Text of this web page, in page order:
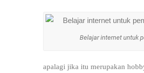
Belajar internet untuk
apalagi jika itu merupakan